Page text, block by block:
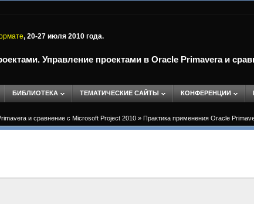
, 20-27 июля 2010 года.
Управление проектами в Oracle Primavera и
БИБЛИОТЕКА ТЕМАТИЧЕСКИЕ САЙТЫ КОНФЕРЕНЦИИ
и сравнение с Microsoft Project 2010 » Практика применения Oracle